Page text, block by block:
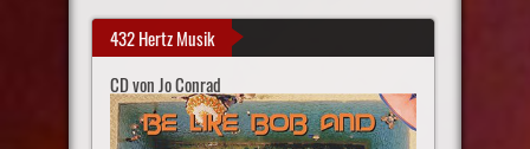
432 Hertz Musik
CD von Jo Conrad